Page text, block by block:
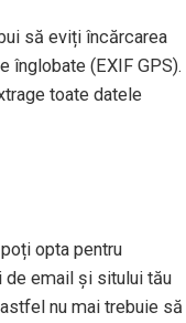
să eviți încărcarea
înglobate (EXIF GPS).
toate datele
opta pentru
de email și sitului tău
nu mai trebuie să